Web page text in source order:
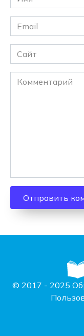
*
Email
*
Сайт
Комментарий
© 2017 - 2025